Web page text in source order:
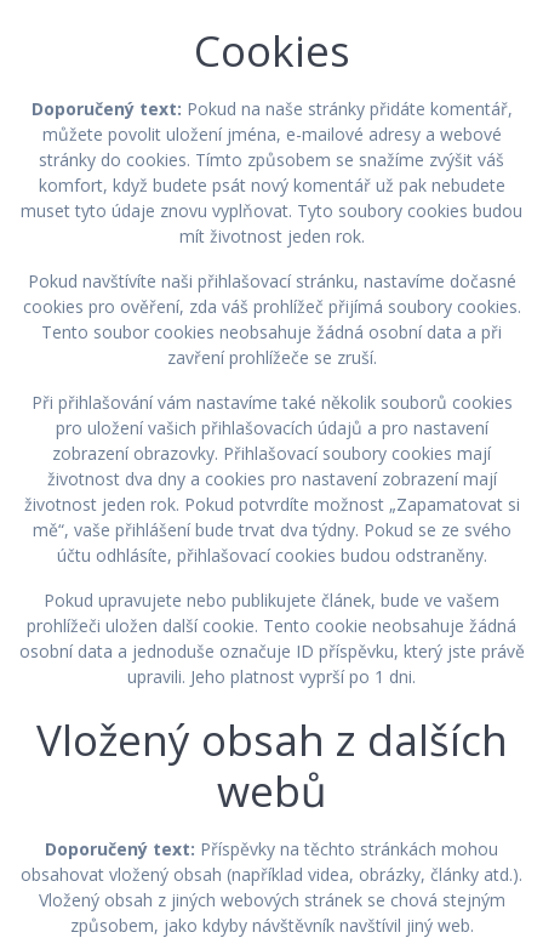
Cookies
Doporučený text: Pokud na naše stránky přidáte komentář,
můžete povolit uložení jména, e-mailové adresy a webové
stránky do cookies. Tímto způsobem se snažíme zvýšit váš
komfort, když budete psát nový komentář už pak nebudete
muset tyto údaje znovu vyplňovat. Tyto soubory cookies budou
mít životnost jeden rok.
Pokud navštívíte naši přihlašovací stránku, nastavíme dočasné
cookies pro ověření, zda váš prohlížeč přijímá soubory cookies.
Tento soubor cookies neobsahuje žádná osobní data a při
zavření prohlížeče se zruší.
Při přihlašování vám nastavíme také několik souborů cookies
pro uložení vašich přihlašovacích údajů a pro nastavení
zobrazení obrazovky. Přihlašovací soubory cookies mají
životnost dva dny a cookies pro nastavení zobrazení mají
životnost jeden rok. Pokud potvrdíte možnost „Zapamatovat si
mě“, vaše přihlášení bude trvat dva týdny. Pokud se ze svého
účtu odhlásíte, přihlašovací cookies budou odstraněny.
Pokud upravujete nebo publikujete článek, bude ve vašem
prohlížeči uložen další cookie. Tento cookie neobsahuje žádná
osobní data a jednoduše označuje ID příspěvku, který jste právě
upravili. Jeho platnost vyprší po 1 dni.
Vložený obsah z dalších
webů
Doporučený text: Příspěvky na těchto stránkách mohou
obsahovat vložený obsah (například videa, obrázky, články atd.).
Vložený obsah z jiných webových stránek se chová stejným
způsobem, jako kdyby návštěvník navštívil jiný web.